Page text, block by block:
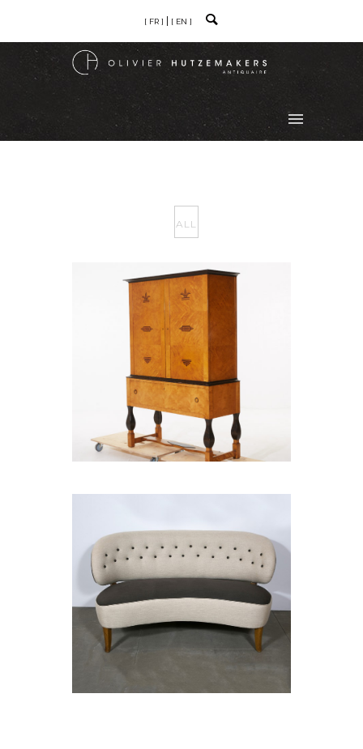
[ FR ] [ EN ]
ALL
CARL MALMSTEN, “HAGA”
CABINET
SALON SET BY CARL
MALMSTEN, 1946